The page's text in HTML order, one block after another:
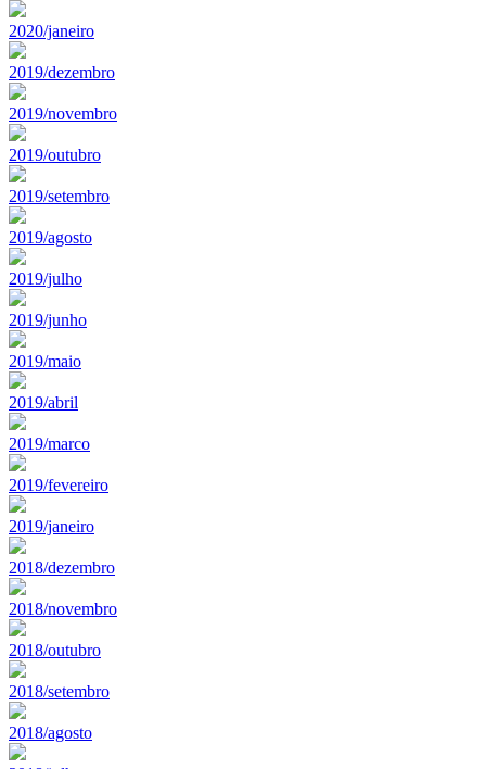
2020/janeiro
2019/dezembro
2019/novembro
2019/outubro
2019/setembro
2019/agosto
2019/julho
2019/junho
2019/maio
2019/abril
2019/marco
2019/fevereiro
2019/janeiro
2018/dezembro
2018/novembro
2018/outubro
2018/setembro
2018/agosto